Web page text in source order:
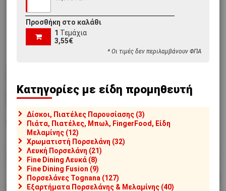
Σαλτσιέρα απο Πορσελάνη, με
Καπάκι, φ8.4xΥ6.3cm, Μαύρο,
Διαθέσιμο
Αποστολή σε 1-2 ημέρες
Μπουκάλι Sake απο
Πορσελάνη, 250ml,
Διαθέσιμο
Αποστολή σε 1-2 ημέρες
Προσθήκη στο καλάθι
1 Τεμάχια
3,55€
* Οι τιμές δεν περιλαμβάνουν ΦΠΑ
Κατηγορίες με είδη προμηθευτή
Δίσκοι, Πιατέλες Παρουσίασης (3)
Πιάτα, Πιατέλες, Μπωλ, FingerFood, Είδη
Μελαμίνης (12)
Χρωματιστή Πορσελάνη (32)
Λευκή Πορσελάνη (21)
Fine Dining Λευκά (8)
Fine Dining Fusion (9)
Πορσελάνες Tognana (127)
Εξαρτήματα Πορσελάνης & Μελαμίνης (40)